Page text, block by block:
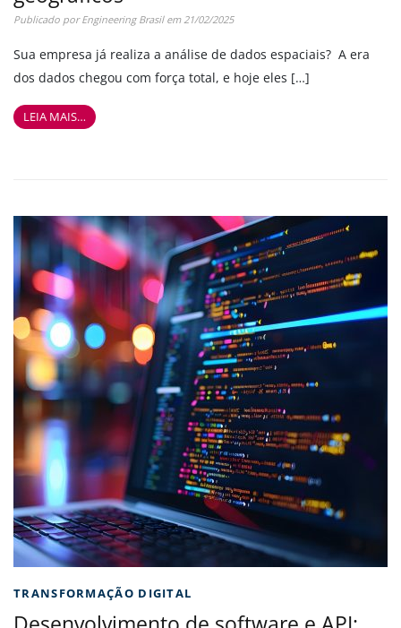
Publicado porEngineering Brasilem21/02/2025
Sua empresa já realiza a análise de dados espaciais? A era
dos dados chegou com força total, e hoje eles […]
LEIA MAIS…
TRANSFORMAÇÃO DIGITAL